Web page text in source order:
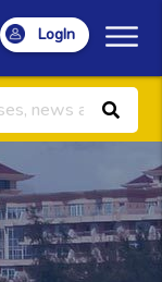
LogIn